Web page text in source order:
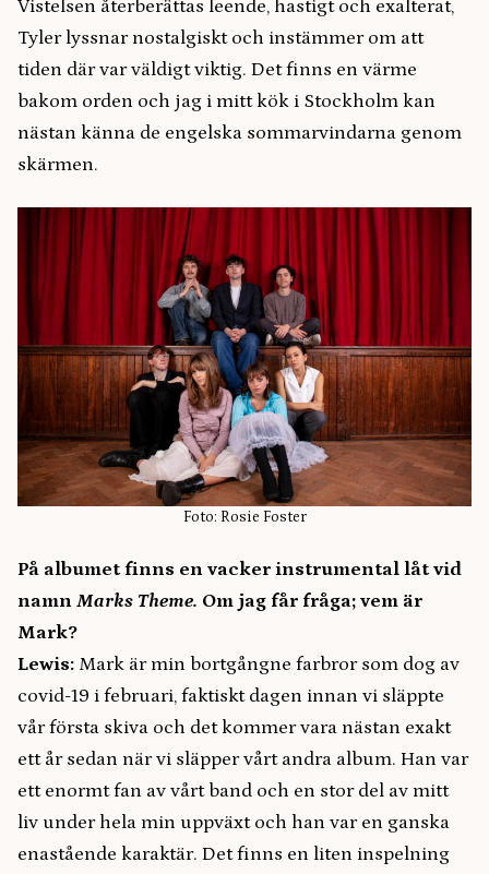
Vistelsen återberättas leende, hastigt och exalterat,
Tyler lyssnar nostalgiskt och instämmer om att
tiden där var väldigt viktig. Det finns en värme
bakom orden och jag i mitt kök i Stockholm kan
nästan känna de engelska sommarvindarna genom
skärmen.
Foto: Rosie Foster
På albumet finns en vacker instrumental låt vid
namn Marks Theme. Om jag får fråga; vem är
Mark?
Lewis: Mark är min bortgångne farbror som dog av
covid-19 i februari, faktiskt dagen innan vi släppte
vår första skiva och det kommer vara nästan exakt
ett år sedan när vi släpper vårt andra album. Han var
ett enormt fan av vårt band och en stor del av mitt
liv under hela min uppväxt och han var en ganska
enastående karaktär. Det finns en liten inspelning